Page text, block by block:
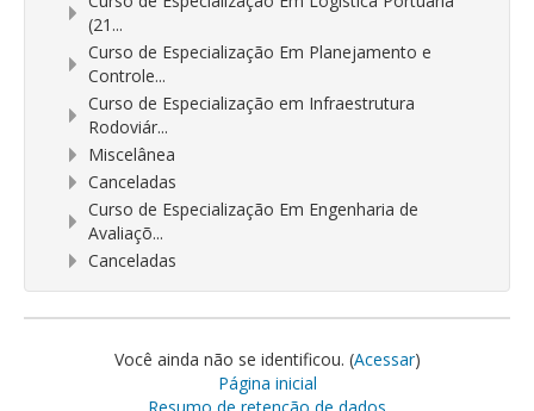
(21...
Curso de Especialização Em Planejamento e
Controle...
Curso de Especialização em Infraestrutura
Rodoviár...
Miscelânea
Canceladas
Curso de Especialização Em Engenharia de
Avaliaçõ...
Canceladas
Você ainda não se identificou. (Acessar)
Página inicial